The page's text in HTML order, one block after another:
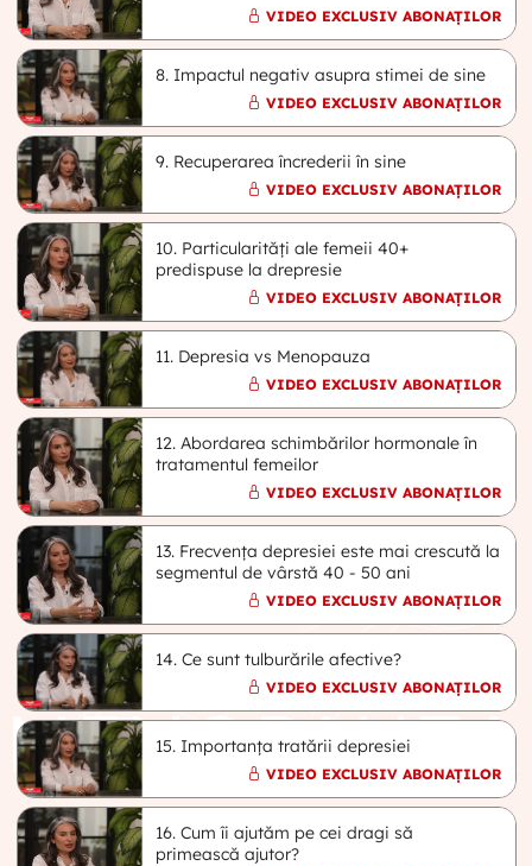
VIDEO EXCLUSIV ABONAȚILOR
8. Impactul negativ asupra stimei de sine
VIDEO EXCLUSIV ABONAȚILOR
9. Recuperarea încrederii în sine
VIDEO EXCLUSIV ABONAȚILOR
10. Particularități ale femeii 40+
predispuse la drepresie
VIDEO EXCLUSIV ABONAȚILOR
11. Depresia vs Menopauza
VIDEO EXCLUSIV ABONAȚILOR
12. Abordarea schimbărilor hormonale în
tratamentul femeilor
VIDEO EXCLUSIV ABONAȚILOR
13. Frecvența depresiei este mai crescută la
segmentul de vârstă 40 - 50 ani
VIDEO EXCLUSIV ABONAȚILOR
14. Ce sunt tulburările afective?
VIDEO EXCLUSIV ABONAȚILOR
15. Importanța tratării depresiei
VIDEO EXCLUSIV ABONAȚILOR
16. Cum îi ajutăm pe cei dragi să
primească ajutor?